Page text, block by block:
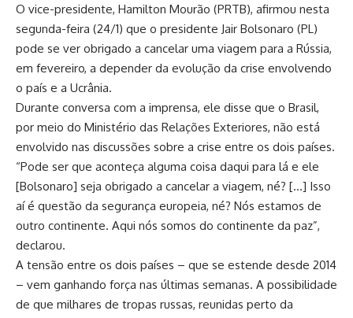
O vice-presidente, Hamilton Mourão (PRTB), afirmou nesta
segunda-feira (24/1) que o presidente Jair Bolsonaro (PL)
pode se ver obrigado a cancelar uma viagem para a Rússia,
em fevereiro, a depender da evolução da crise envolvendo
o país e a Ucrânia.
Durante conversa com a imprensa, ele disse que o Brasil,
por meio do Ministério das Relações Exteriores, não está
envolvido nas discussões sobre a crise entre os dois países.
“Pode ser que aconteça alguma coisa daqui para lá e ele
[Bolsonaro] seja obrigado a cancelar a viagem, né? […] Isso
aí é questão da segurança europeia, né? Nós estamos de
outro continente. Aqui nós somos do continente da paz”,
declarou.
A tensão entre os dois países – que se estende desde 2014
– vem ganhando força nas últimas semanas. A possibilidade
de que milhares de tropas russas, reunidas perto da